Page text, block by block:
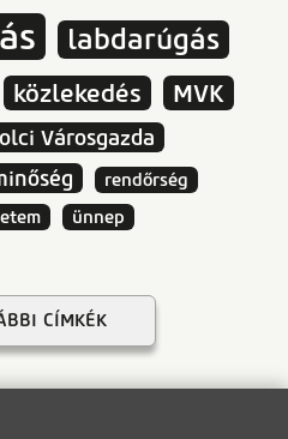
labdarúgás
közlekedés MVK
Városgazda
rendőrség
ünnep
CÍMKÉK